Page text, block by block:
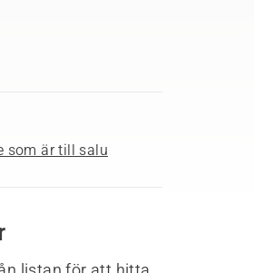
som är till salu